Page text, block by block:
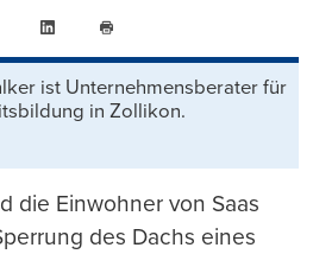
FacebookLinkedIn
drucken
ist Unternehmens­berater für
in Zollikon.
die Einwohner von Saas
des Dachs eines